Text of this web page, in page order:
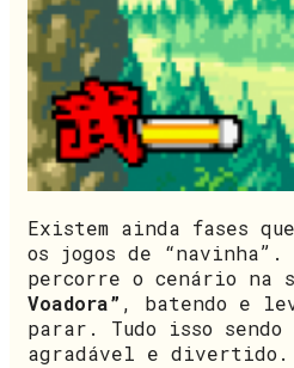
Existem ainda fases
os jogos de “navinha”.
percorre o cenário na
Voadora” , batendo e
parar. Tudo isso sendo
agradável e divertido.